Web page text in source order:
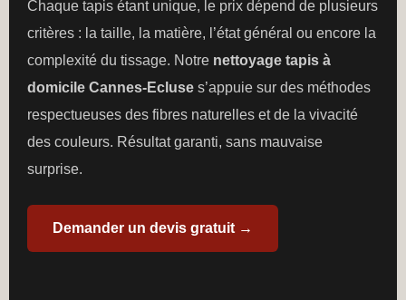
Chaque tapis étant unique, le prix dépend de plusieurs
critères : la taille, la matière, l’état général ou encore la
complexité du tissage. Notre nettoyage tapis à
domicile Cannes-Ecluse s’appuie sur des méthodes
respectueuses des fibres naturelles et de la vivacité
des couleurs. Résultat garanti, sans mauvaise
surprise.
Demander un devis gratuit →